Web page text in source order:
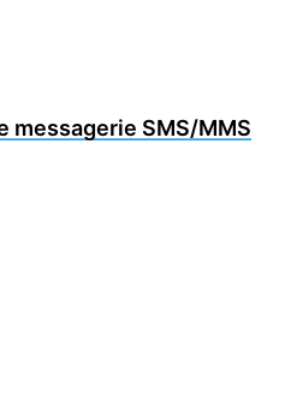
messagerie SMS/MMS